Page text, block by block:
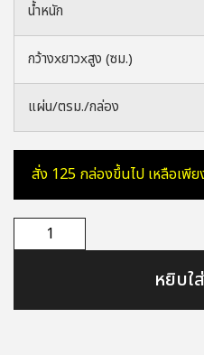
น้ำหนัก
กว้างxยาวxสูง (ซม.)
แผ่น/ตรม./กล่อง
สั่ง 125 กล่องขึ้นไป เหลือเพี
หยิบใ